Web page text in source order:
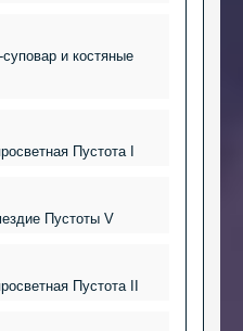
и костяные
Пустота I
Пустоты V
Пустота II